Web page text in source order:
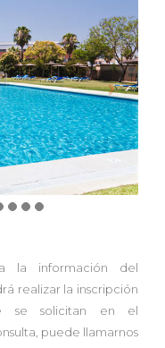
la información del
realizar la inscripción
se solicitan en el
puede llamarnos